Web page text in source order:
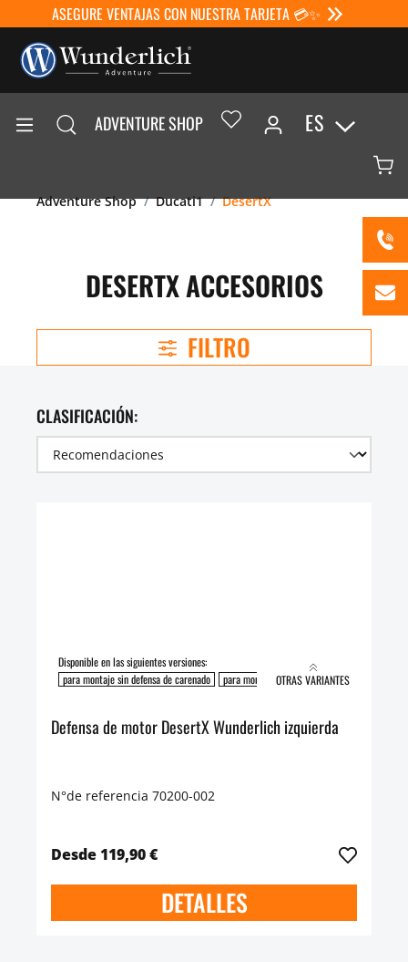
ASEGURE VENTAJAS CON NUESTRA TARJETA 💳✨
ADVENTURE SHOP ES
Adventure Shop Ducati1 DesertX
DESERTX ACCESORIOS
FILTRO
CLASIFICACIÓN:
Disponible en las siguientes versiones:
para montaje sin defensa de carenado
para montaje con defensa de carenado
OTRAS VARIANTES
Defensa de motor DesertX Wunderlich izquierda
N°de referencia 70200-002
Desde 119,90 €
DETALLES